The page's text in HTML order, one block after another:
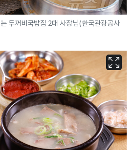
두꺼비국밥집 2대 사장님(한국관광공사